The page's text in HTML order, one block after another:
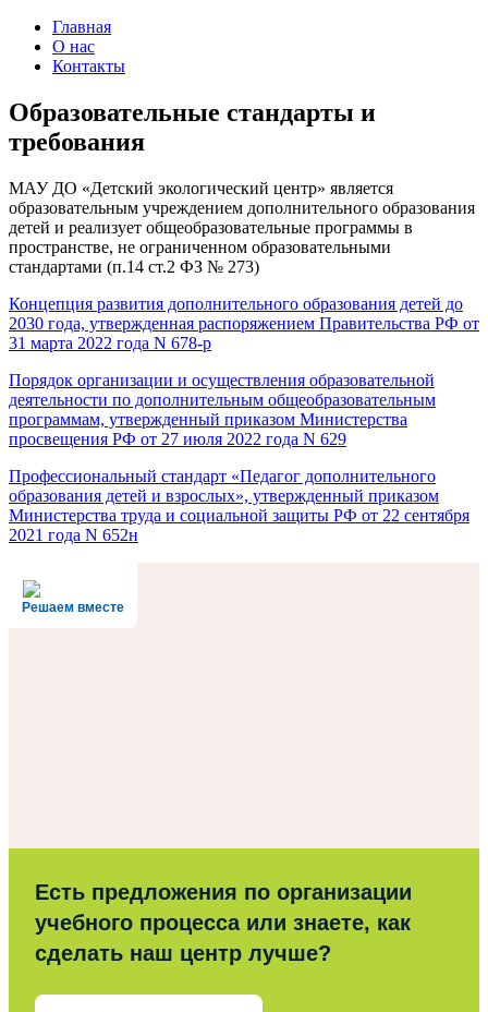
Главная
О нас
Контакты
Образовательные стандарты и
требования
МАУ ДО «Детский экологический центр» является
образовательным учреждением дополнительного образования
детей и реализует общеобразовательные программы в
пространстве, не ограниченном образовательными
стандартами (п.14 ст.2 ФЗ № 273)
Концепция развития дополнительного образования детей до
2030 года, утвержденная распоряжением Правительства РФ от
31 марта 2022 года N 678-р
Порядок организации и осуществления образовательной
деятельности по дополнительным общеобразовательным
программам, утвержденный приказом Министерства
просвещения РФ от 27 июля 2022 года N 629
Профессиональный стандарт «Педагог дополнительного
образования детей и взрослых», утвержденный приказом
Министерства труда и социальной защиты РФ от 22 сентября
2021 года N 652н
Решаем вместе
Есть предложения по организации
учебного процесса или знаете, как
сделать наш центр лучше?